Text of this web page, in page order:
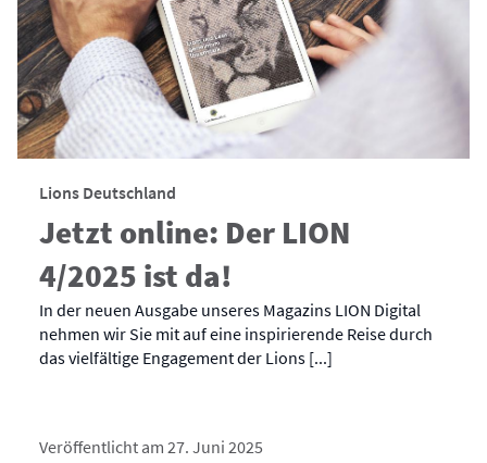
Lions Deutschland
Jetzt online: Der LION
4/2025 ist da!
In der neuen Ausgabe unseres Magazins LION Digital
nehmen wir Sie mit auf eine inspirierende Reise durch
das vielfältige Engagement der Lions [...]
Veröffentlicht am 27. Juni 2025